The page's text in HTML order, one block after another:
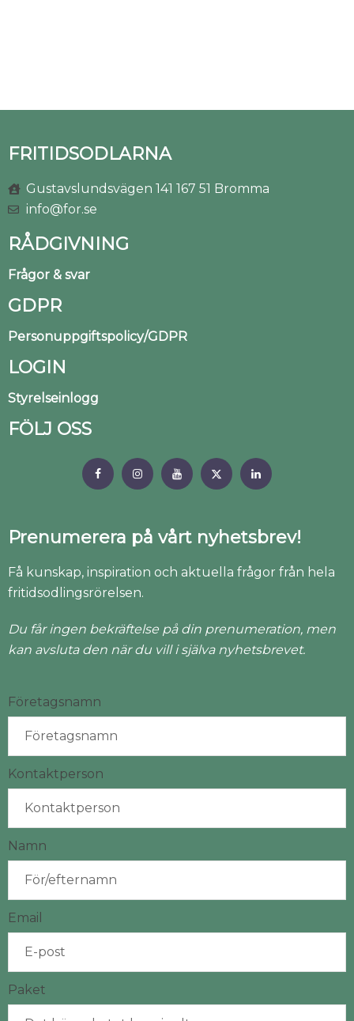
FRITIDSODLARNA
Gustavslundsvägen 141 167 51 Bromma
info@for.se
RÅDGIVNING
Frågor & svar
GDPR
Personuppgiftspolicy/GDPR
LOGIN
Styrelseinlogg
FÖLJ OSS
Prenumerera på vårt nyhetsbrev!
Få kunskap, inspiration och aktuella frågor från hela
fritidsodlingsrörelsen.
Du får ingen bekräftelse på din prenumeration, men
kan avsluta den när du vill i själva nyhetsbrevet.
Företagsnamn
Kontaktperson
Namn
Email
Paket